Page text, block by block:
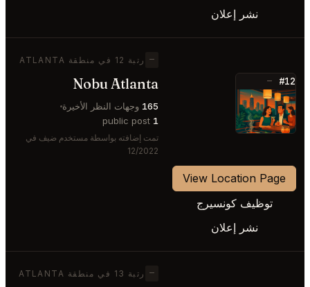
نشر إعلان
#12
—
⭐
— رتبة 12 في منطقة ATLANTA
Nobu Atlanta
165 وجهات النظر الأخيرة
1
تمت إضافته بواسطة مستخدم ضيف في
12/2022
View Location Page
توظيف كونسيرج
نشر إعلان
— رتبة 13 في منطقة ATLANTA